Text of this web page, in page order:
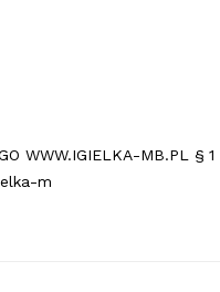
WWW.IGIELKA-MB.PL § 1
m